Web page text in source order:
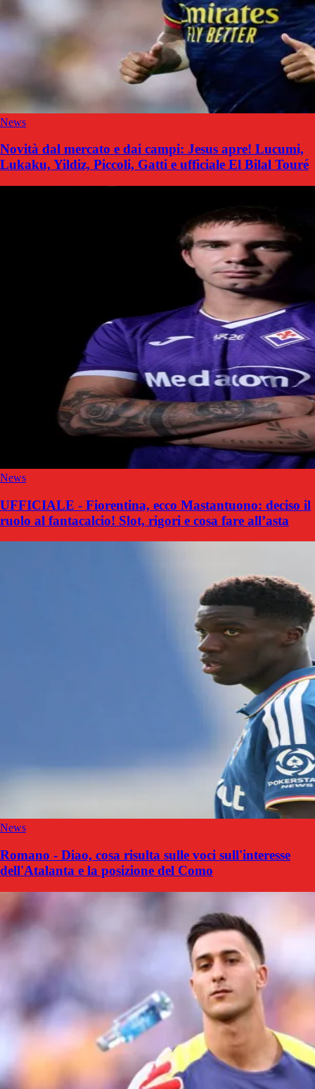
News
Novità dal mercato e dai campi: Jesus apre! Lucumi,
Lukaku, Yildiz, Piccoli, Gatti e ufficiale El Bilal Touré
News
UFFICIALE - Fiorentina, ecco Mastantuono: deciso il
ruolo al fantacalcio! Slot, rigori e cosa fare all’asta
News
Romano - Diao, cosa risulta sulle voci sull'interesse
dell'Atalanta e la posizione del Como